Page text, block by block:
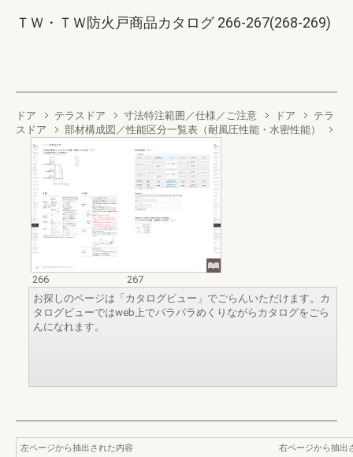
ＴＷ・ＴＷ防火戸商品カタログ 266-267(268-269)
ドア テラスドア 寸法特注範囲／仕様／ご注意 ドア
テラ
スドア
部材構成図／性能区分一覧表（耐風圧性能・水密性能）
266
267
お探しのページは「カタログビュー」でごらんいただけます。カ
タログビューではweb上でパラパラめくりながらカタログをごら
んになれます。
左ページから抽出された内容
右ページから抽出